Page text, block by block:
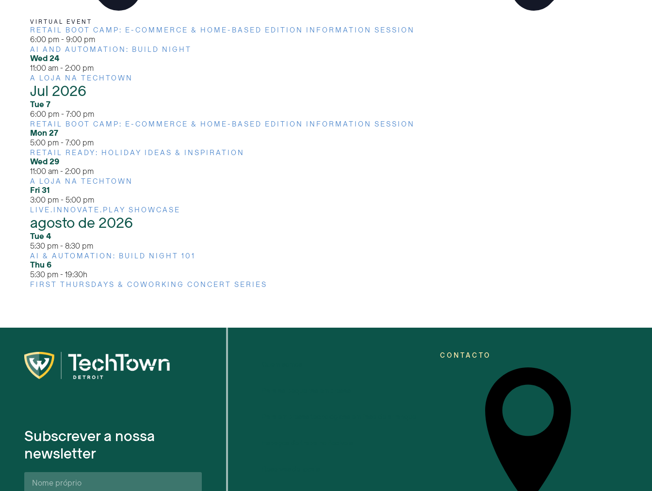
VIRTUAL EVENT
RETAIL BOOT CAMP: E-COMMERCE & HOME-BASED EDITION INFORMATION SESSION
6:00 pm- 9:00 pm
AI AND AUTOMATION: BUILD NIGHT
Wed24
11:00 am- 2:00 pm
A LOJA NA TECHTOWN
Jul 2026
Tue7
6:00 pm- 7:00 pm
RETAIL BOOT CAMP: E-COMMERCE & HOME-BASED EDITION INFORMATION SESSION
Mon27
5:00 pm- 7:00 pm
RETAIL READY: HOLIDAY IDEAS & INSPIRATION
Wed29
11:00 am- 2:00 pm
A LOJA NA TECHTOWN
Fri31
3:00 pm- 5:00 pm
LIVE.INNOVATE.PLAY SHOWCASE
agosto de 2026
Tue4
5:30 pm- 8:30 pm
AI & AUTOMATION: BUILD NIGHT 101
Thu 6
5:30 pm- 19:30h
FIRST THURSDAYS & COWORKING CONCERT SERIES
Subscrever a nossa
newsletter
Nome
próprio*
CONTACTO